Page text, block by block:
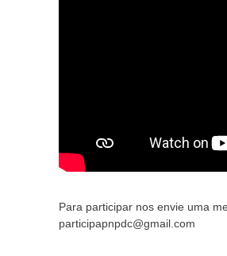
Para participar nos envie uma
participapnpdc@gmail.com